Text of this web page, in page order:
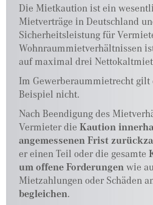
Die Mietkaution ist ein
Mietverträge in Deutschland
Sicherheitsleistung für
Wohnraummietverhältnissen
auf maximal drei
Im Gewerberaummietrecht gilt
Beispiel nicht.
Nach Beendigung des
Vermieter dieKaution
angemessenen Frist
er einen Teil oder die gesamte
um offene Forderungenwie
Mietzahlungen oder Schäden
begleichen.